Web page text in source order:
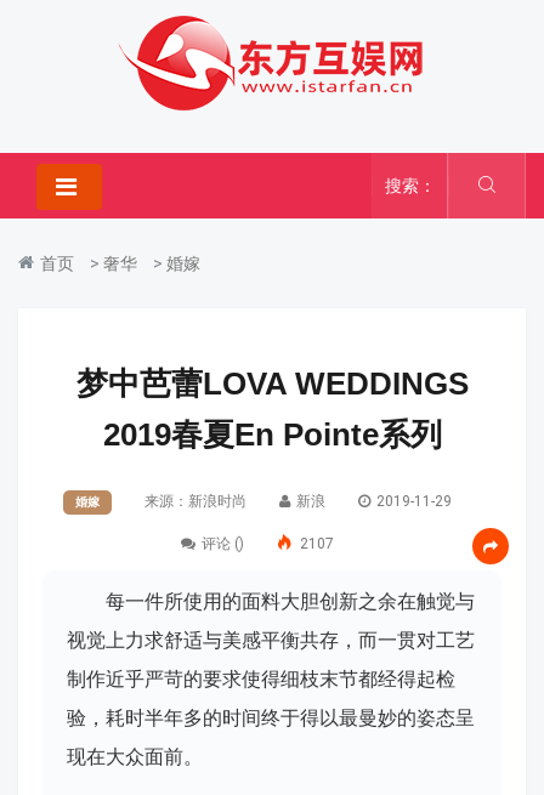
搜索：
首页 > 奢华 > 婚嫁
梦中芭蕾LOVA WEDDINGS
2019春夏En Pointe系列
婚嫁 来源：新浪时尚 新浪 2019-11-29
评论 () 2107
每一件所使用的面料大胆创新之余在触觉与
视觉上力求舒适与美感平衡共存，而一贯对工艺
制作近乎严苛的要求使得细枝末节都经得起检
验，耗时半年多的时间终于得以最曼妙的姿态呈
现在大众面前。